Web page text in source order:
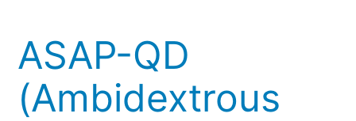
ASAP-QD
(Ambidextrous